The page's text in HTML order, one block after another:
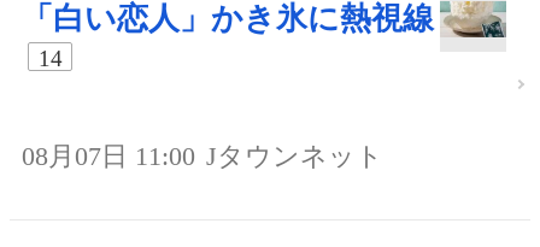
「白い恋人」かき氷に熱視線
14
08月07日 11:00 Jタウンネット